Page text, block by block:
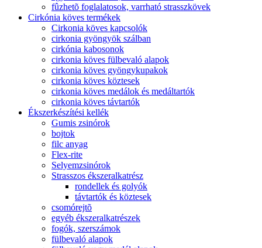
fûzhetõ foglalatosok, varrható strasszkövek
Cirkónia köves termékek
Cirkonia köves kapcsolók
cirkonia gyöngyök szálban
cirkónia kabosonok
cirkonia köves fülbevaló alapok
cirkonia köves gyöngykupakok
cirkonia köves köztesek
cirkonia köves medálok és medáltartók
cirkonia köves távtartók
Ékszerkészítési kellék
Gumis zsinórok
bojtok
filc anyag
Flex-rite
Selyemzsinórok
Strasszos ékszeralkatrész
rondellek és golyók
távtartók és köztesek
csomórejtõ
egyéb ékszeralkatrészek
fogók, szerszámok
fülbevaló alapok